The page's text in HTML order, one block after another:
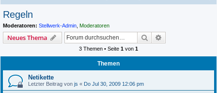
Regeln
Moderatoren: Stellwerk-Admin Moderatoren
Neues Thema Suche
3 Themen • Seite 1 von 1
Themen
Netikette
Letzter Beitrag von js « Do Jul 30, 2009 12:06 pm